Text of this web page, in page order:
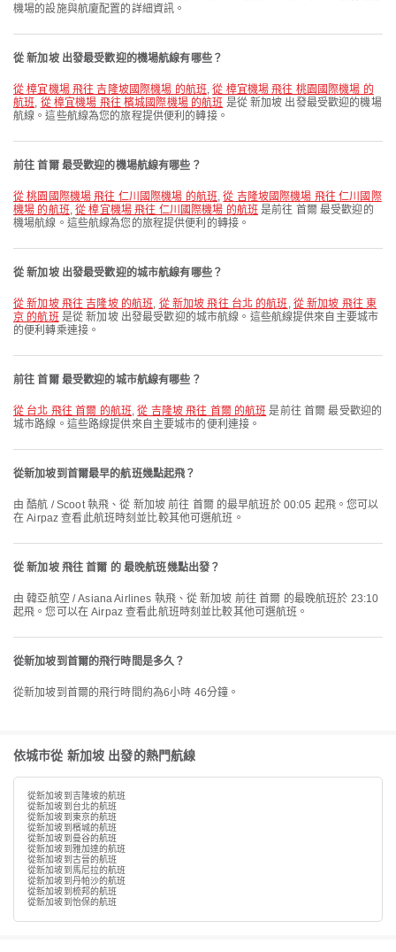
機場的設施與航廈配置的詳細資訊。
從 新加坡 出發最受歡迎的機場航線有哪些？
從 樟宜機場 飛往 吉隆坡國際機場 的航班,從 樟宜機場 飛往 桃園國際機場 的
航班, 從 樟宜機場 飛往 檳城國際機場 的航班 是從 新加坡 出發最受歡迎的機場
航線。這些航線為您的旅程提供便利的轉接。
前往 首爾 最受歡迎的機場航線有哪些？
從 桃園國際機場 飛往 仁川國際機場 的航班,從 吉隆坡國際機場 飛往 仁川國際
機場 的航班,從 樟宜機場 飛往 仁川國際機場 的航班 是前往 首爾 最受歡迎的
機場航線。這些航線為您的旅程提供便利的轉接。
從 新加坡 出發最受歡迎的城市航線有哪些？
從 新加坡 飛往 吉隆坡 的航班, 從 新加坡 飛往 台北 的航班 , 從 新加坡 飛往 東
京 的航班 是從 新加坡 出發最受歡迎的城市航線。這些航線提供來自主要城市
的便利轉乘連接。
前往 首爾 最受歡迎的城市航線有哪些？
從 台北 飛往 首爾 的航班,從 吉隆坡 飛往 首爾 的航班 是前往 首爾 最受歡迎的
城市路線。這些路線提供來自主要城市的便利連接。
從新加坡到首爾最早的航班幾點起飛？
由 酷航 / Scoot 執飛、從 新加坡 前往 首爾 的最早航班於 00:05 起飛。您可以
在 Airpaz 查看此航班時刻並比較其他可選航班。
從 新加坡 飛往 首爾 的 最晚航班幾點出發？
由 韓亞航空 / Asiana Airlines 執飛、從 新加坡 前往 首爾 的最晚航班於 23:10
起飛。您可以在 Airpaz 查看此航班時刻並比較其他可選航班。
從新加坡到首爾的飛行時間是多久？
從新加坡到首爾的飛行時間約為6小時 46分鐘。
依城市從 新加坡 出發的熱門航線
從新加坡到吉隆坡的航班
從新加坡到台北的航班
從新加坡到東京的航班
從新加坡到檳城的航班
從新加坡到曼谷的航班
從新加坡到雅加達的航班
從新加坡到古晉的航班
從新加坡到馬尼拉的航班
從新加坡到丹帕沙的航班
從新加坡到梳邦的航班
從新加坡到怡保的航班